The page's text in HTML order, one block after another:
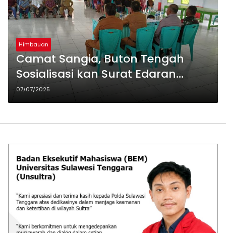
Himbauan
Camat Sangia, Buton Tengah
Sosialisasi kan Surat Edaran
Bupati Buton Tengah
07/07/2025